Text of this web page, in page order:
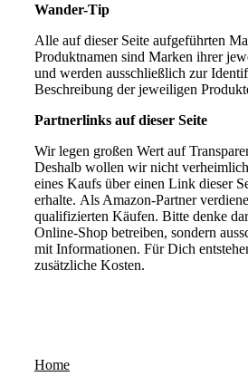
Wander-Tip
Alle auf dieser Seite aufgeführten
Produktnamen sind Marken ihrer
und werden ausschließlich zur
Beschreibung der jeweiligen
Partnerlinks auf dieser Seite
Wir legen großen Wert auf
Deshalb wollen wir nicht
eines Kaufs über einen Link dieser
erhalte. Als Amazon-Partner
qualifizierten Käufen. Bitte denke
Online-Shop betreiben, sondern
mit Informationen. Für Dich
zusätzliche Kosten.
Home